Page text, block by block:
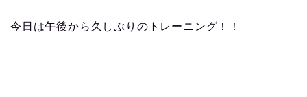
今日は午後から久しぶりのトレーニング！！